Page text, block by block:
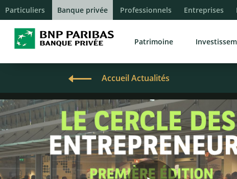
Particuliers Banque privée Professionnels Entreprises
Patrimoine
Accueil Actualités